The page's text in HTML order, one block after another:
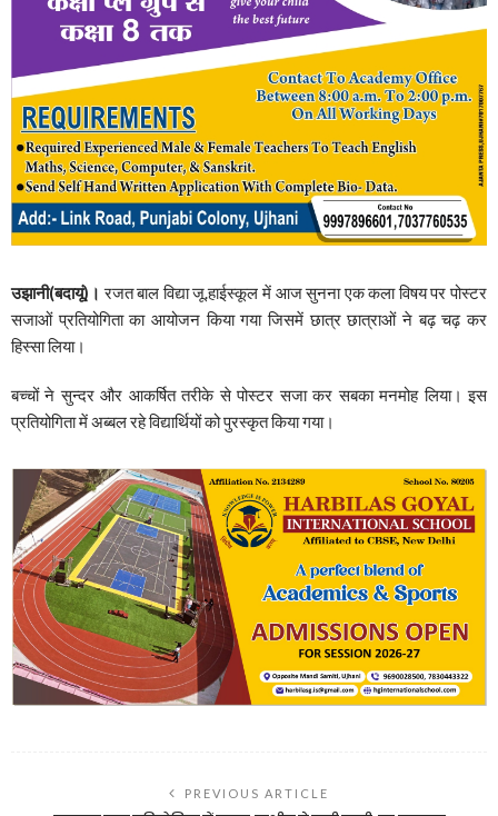
उझानी(बदायूं)। रजत बाल विद्या जू.हाईस्कूल में आज सुनना एक कला विषय पर पोस्टर
सजाओं प्रतियोगिता का आयोजन किया गया जिसमें छात्र छात्राओं ने बढ़ चढ़ कर
हिस्सा लिया।
बच्चों ने सुन्दर और आकर्षित तरीके से पोस्टर सजा कर सबका मनमोह लिया। इस
प्रतियोगिता में अब्बल रहे विद्यार्थियों को पुरस्कृत किया गया।
PREVIOUS ARTICLE